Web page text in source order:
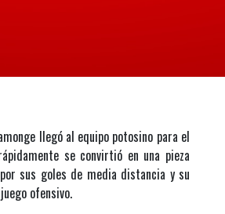
llegó al equipo potosino para el
se convirtió en una pieza
sus goles de media distancia y su
ofensivo.